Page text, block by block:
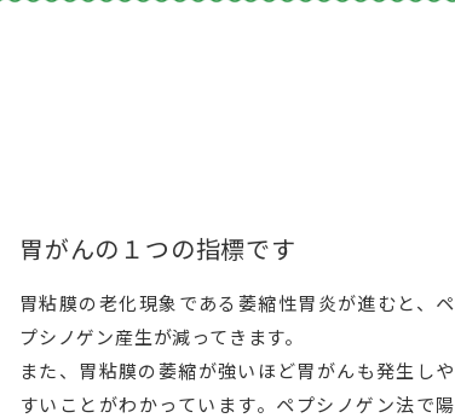
胃がんの１つの指標です
胃粘膜の老化現象である萎縮性胃炎が進むと、ペ
プシノゲン産生が減ってきます。
また、胃粘膜の萎縮が強いほど胃がんも発生しや
すいことがわかっています。ペプシノゲン法で陽